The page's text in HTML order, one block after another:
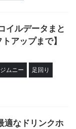
イルデータまと
アップまで】
ムニー 足回り
なドリンクホ